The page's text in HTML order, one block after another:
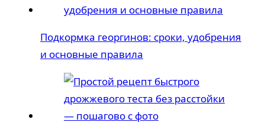
Подкормка георгинов: сроки, удобрения
и основные правила